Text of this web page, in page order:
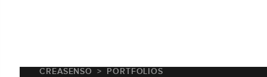
CREASENSO PORTFOLIOS